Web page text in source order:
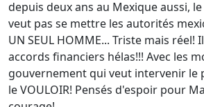
depuis deux ans au Mexique aussi,
veut pas se mettre les autorités
UN SEUL HOMME... Triste mais réel!
accords financiers hélas!!! Avec les
gouvernement qui veut intervenir le
le VOULOIR! Pensés d'espoir pour